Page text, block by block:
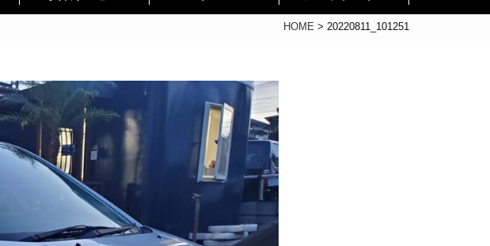
HOME > 20220811_101251